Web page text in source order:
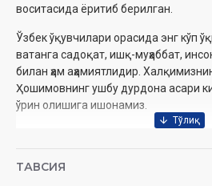
воситасида ёритиб берилган.
Ўзбек ўқувчилари орасида энг кўп
ватанга садоқат, ишқ-муҳаббат,
билан ҳам аҳамиятлидир.
Ҳошимовнинг ушбу дурдона асари
ўрин олишига ишонамиз.
Номи:«Икки эшик ораси»
ТАВСИЯ